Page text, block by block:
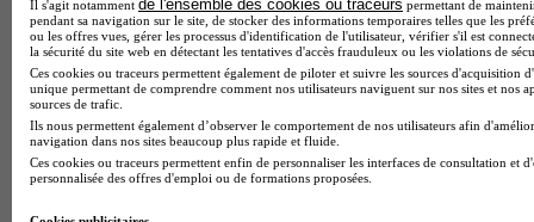
BTS Pi en alternance
BTS Sp3s en alternance
Master CCA en alternance
BTS Ndrc en alternance
BTS Sam en alternance
Cap Fleuriste en alternance
BTS Sio en alternance
MSc Marketing Digital en alternance
BTS Gpme en alternance
Cap Electricien en alternance
Il s'agit notamment de l'ensemble des cookies ou traceurs permettant de
pendant sa navigation sur le site, de stocker des informations temporaires telles que les
ou les offres vues, gérer les processus d'identification de l'utilisateur, vérifier s'il est
la sécurité du site web en détectant les tentatives d'accès frauduleux ou les violations de
Ces cookies ou traceurs permettent également de piloter et suivre les sources d'acquisition
unique permettant de comprendre comment nos utilisateurs naviguent sur nos sites et nos
sources de trafic.
Ils nous permettent également d’observer le comportement de nos utilisateurs afin
navigation dans nos sites beaucoup plus rapide et fluide.
Ces cookies ou traceurs permettent enfin de personnaliser les interfaces de consultation et
personnalisée des offres d'emploi ou de formations proposées.